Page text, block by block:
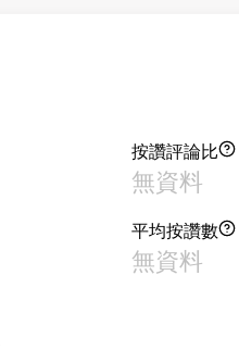
按讚評論比
無資料
平均按讚數
無資料